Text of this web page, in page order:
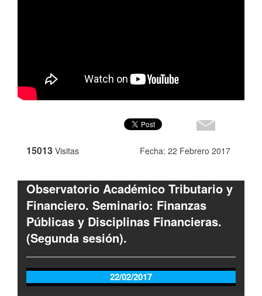
15013 Visitas Fecha: 22 Febrero 2017
Observatorio Académico Tributario y
Financiero. Seminario: Finanzas
Públicas y Disciplinas Financieras.
(Segunda sesión).
22/02/2017